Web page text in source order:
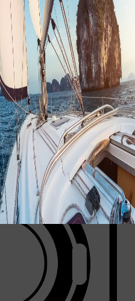
I SPRZĘT
przeciwpożarowego
gaśniczych i ratowniczych,
producentów.